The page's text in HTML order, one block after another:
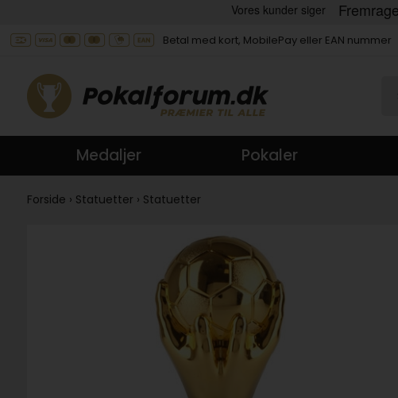
Betal med kort, MobilePay eller EAN nummer
Medaljer Pokaler
Forside › Statuetter › Statuetter